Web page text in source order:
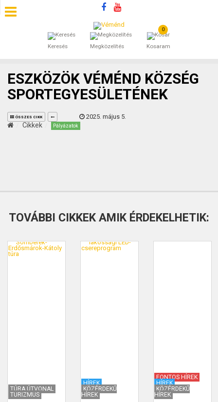
Keresés Megközelítés
0
Kosaram
SZÁLLÁSOK
ÁLTALÁNOS SZERZŐDÉSI FELTÉTELEK
KINCSES BARANYA VÉMÉND
ESZKÖZÖK VÉMÉND KÖZSÉG
SPORTEGYESÜLETÉNEK
ÖSSZES CIKK 2025. május 5.
Cikkek Pályázatok
TOVÁBBI CIKKEK AMIK ÉRDEKELHETIK:
TÚRA ÚTVONAL
TURIZMUS
HÍREK
KÖZÉRDEKŰ
HÍREK
FONTOS HÍREK
HÍREK
KÖZÉRDEKŰ
HÍREK